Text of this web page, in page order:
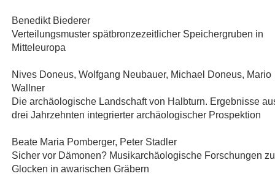
Benedikt Biederer
Verteilungsmuster spätbronzezeitlicher Speichergruben in
Mitteleuropa
Nives Doneus, Wolfgang Neubauer, Michael Doneus, Mario
Wallner
Die archäologische Landschaft von Halbturn. Ergebnisse
drei Jahrzehnten integrierter archäologischer Prospektion
Beate Maria Pomberger, Peter Stadler
Sicher vor Dämonen? Musikarchäologische Forschungen zu
Glocken in awarischen Gräbern